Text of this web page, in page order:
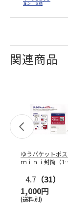
関連商品
ゆうパケットポ
ｍｉｎｉ封筒（1
4.7 （31）
1,000円
(送料別)